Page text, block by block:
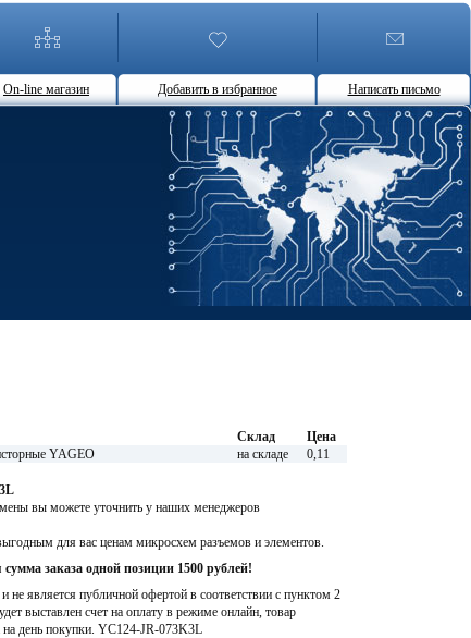
On-line магазин Добавить в избранное Написать письмо
Склад
Цена
YAGEO на складе 0,11
вы можете уточнить у наших менеджеров
для вас ценам микросхем разъемов и элементов.
заказа одной позиции 1500 рублей!
является публичной офертой в соответствии с пунктом 2
выставлен счет на оплату в режиме онлайн, товар
день покупки. YC124-JR-073K3L